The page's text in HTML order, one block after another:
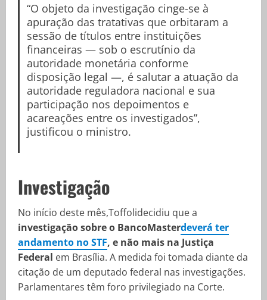
“O objeto da investigação cinge-se à
apuração das tratativas que orbitaram a
sessão de títulos entre instituições
financeiras — sob o escrutínio da
autoridade monetária conforme
disposição legal —, é salutar a atuação da
autoridade reguladora nacional e sua
participação nos depoimentos e
acareações entre os investigados”,
justificou o ministro.
Investigação
No início deste mês,Toffolidecidiu que a
investigação sobre o BancoMasterdeverá ter
andamento no STF, e não mais na Justiça
Federal em Brasília. A medida foi tomada diante da
citação de um deputado federal nas investigações.
Parlamentares têm foro privilegiado na Corte.